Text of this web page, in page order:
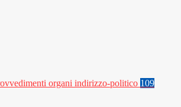
organi indirizzo-politico 109